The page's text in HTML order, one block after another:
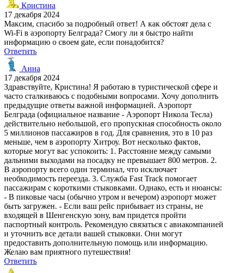
Кристина
17 декабря 2024
Максим, спасибо за подробный ответ! А как обстоят дела с
Wi-Fi в аэропорту Белграда? Смогу ли я быстро найти
информацию о своем gate, если понадобится?
Ответить
Анна
17 декабря 2024
Здравствуйте, Кристина! Я работаю в туристической сфере и
часто сталкиваюсь с подобными вопросами. Хочу дополнить
предыдущие ответы важной информацией. Аэропорт
Белграда (официальное название - Аэропорт Никола Тесла)
действительно небольшой, его пропускная способность около
5 миллионов пассажиров в год. Для сравнения, это в 10 раз
меньше, чем в аэропорту Хитроу. Вот несколько фактов,
которые могут вас успокоить: 1. Расстояние между самыми
дальними выходами на посадку не превышает 800 метров. 2.
В аэропорту всего один терминал, что исключает
необходимость переезда. 3. Служба Fast Track помогает
пассажирам с короткими стыковками. Однако, есть и нюансы:
- В пиковые часы (обычно утром и вечером) аэропорт может
быть загружен. - Если ваш рейс прибывает из страны, не
входящей в Шенгенскую зону, вам придется пройти
паспортный контроль. Рекомендую связаться с авиакомпанией
и уточнить все детали вашей стыковки. Они могут
предоставить дополнительную помощь или информацию.
Желаю вам приятного путешествия!
Ответить